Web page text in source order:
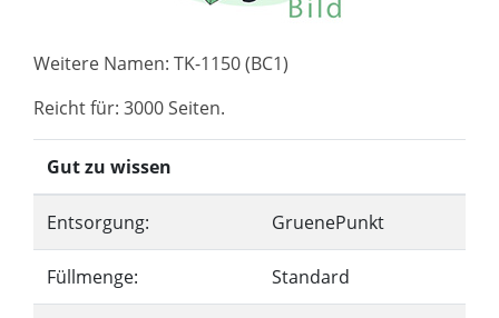
Weitere Namen: TK-1150 (BC1)
Reicht für: 3000 Seiten.
Gut zu wissen
Entsorgung: GruenePunkt
Füllmenge: Standard